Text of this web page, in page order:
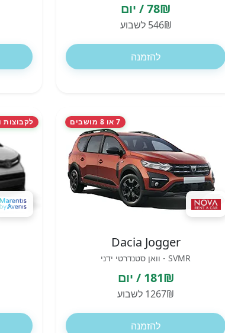
78₪ / יום
546₪ לשבוע
להזמנה
7 או 8 מושבים
Dacia Jogger
SVMR - וואן סטנדרטי ידני
181₪ / יום
1267₪ לשבוע
להזמנה
לקבוצות